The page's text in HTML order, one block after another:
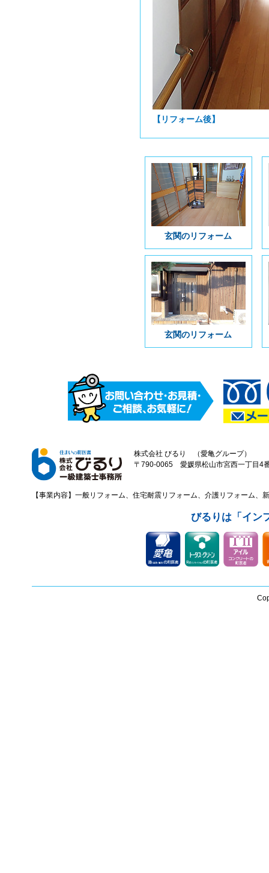
【リフォーム後】
玄関のリフォーム
玄関のリフォーム
株式会社 びるり （愛亀グループ）
〒790-0065 愛媛県松山市宮西一丁
【事業内容】一般リフォーム、住宅耐震リフォーム、介護リフォーム
びるりは「イン